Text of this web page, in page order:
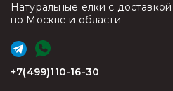
Натуральные елки с доставкой
по Москве и области
+7(499)110-16-30